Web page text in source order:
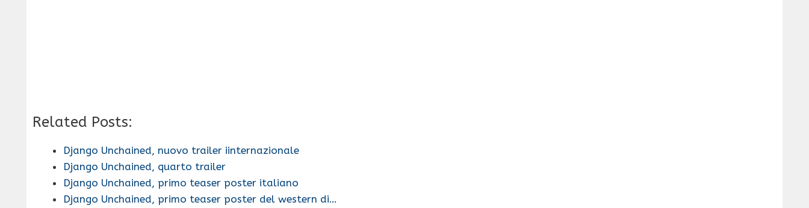
Related Posts:
Django Unchained, nuovo trailer iinternazionale
Django Unchained, quarto trailer
Django Unchained, primo teaser poster italiano
Django Unchained, primo teaser poster del western di…